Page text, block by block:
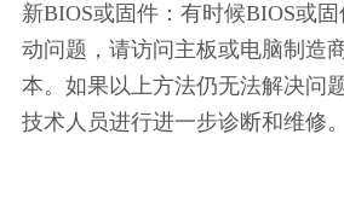
新BIOS或固件：有时候BIOS或
动问题，请访问主板或电脑制造
本。如果以上方法仍无法解决问
技术人员进行进一步诊断和维修。